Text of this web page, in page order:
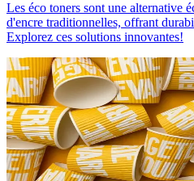
Les éco toners sont une alternative
d'encre traditionnelles, offrant
Explorez ces solutions innovantes!